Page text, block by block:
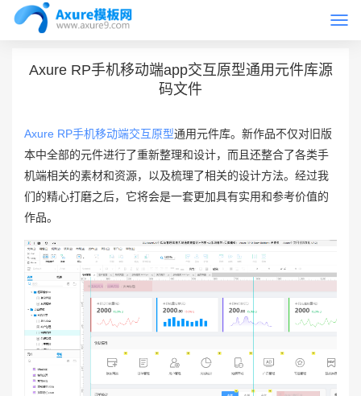
Axure原型模板
Axure RP手机移动端app交互原型通用元件库源
码文件
Axure RP手机移动端交互原型通用元件库。新作品不仅对旧版
本中全部的元件进行了重新整理和设计，而且还整合了各类手
机端相关的素材和资源，以及梳理了相关的设计方法。经过我
们的精心打磨之后，它将会是一套更加具有实用和参考价值的
作品。